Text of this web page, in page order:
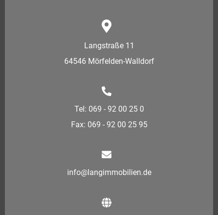
Langstraße 11
64546 Mörfelden-Walldorf
Tel: 069 - 92 00 25 0
Fax: 069 - 92 00 25 95
info@langimmobilien.de